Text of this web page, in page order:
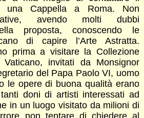
una Cappella a Roma. Non
avendo molti dubbi
proposta, conoscendo le
di capire l’Arte Astratta.
prima a visitare la Collezione
Vaticano, invitati da Monsignor
del Papa Paolo VI, uomo
le opere di buona qualità erano
doni di artisti interessati ad
in un luogo visitato da milioni di
non tentare di chiedere al